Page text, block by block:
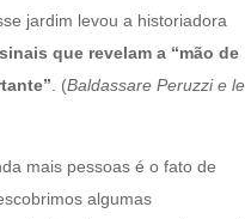
jardim levou a historiadora
sinais que revelam a “mão de
. (Baldassare Peruzzi e le
mais pessoas é o fato de
algumas